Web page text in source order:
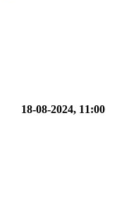
18-08-2024, 11:00